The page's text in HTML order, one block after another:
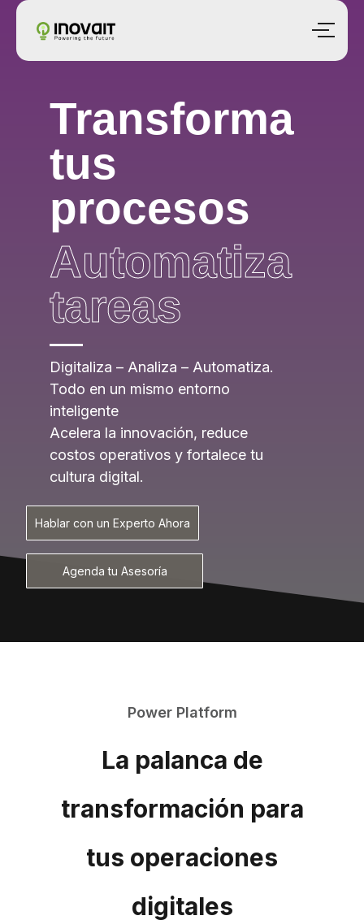
Transforma
tus
procesos
Automatiza
tareas
Digitaliza – Analiza – Automatiza.
Todo en un mismo entorno
inteligente
Acelera la innovación, reduce
costos operativos y fortalece tu
cultura digital.
Hablar con un Experto Ahora
Agenda tu Asesoría
Power Platform
La palanca de
transformación para
tus operaciones
digitales